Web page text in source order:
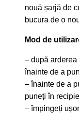
nouă șarjă de
bucura de o
Mod de
– după
înainte de a
– înainte de a
puneți în
– împingeți